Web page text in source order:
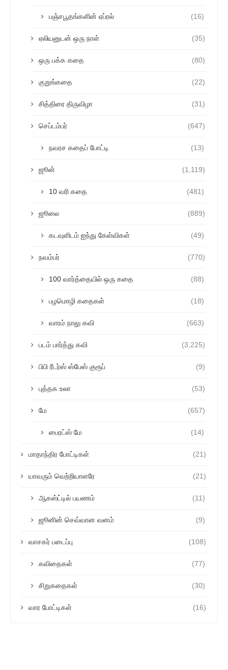
பஞ்சபூதங்களின் ஏப்ரல் (16)
ஏலியனுடன் ஒரு நாள் (35)
ஒரு பக்க கதை (80)
குறுங்கதை (22)
சித்திரை திருவிழா (31)
செப்டம்பர் (647)
நவரச கதைப் போட்டி (13)
ஜூன் (1,119)
10 வரி கதை (481)
ஜூலை (889)
கடவுளிடம் ஐந்து கேள்விகள் (49)
நவம்பர் (770)
100 வார்த்தையில் ஒரு கதை (88)
பழமொழி கதைகள் (18)
வாரம் நாலு கவி (663)
படம் பார்த்து கவி (3,225)
பிபி ரீடர்ஸ் ஸ்பேஸ் குரூப் (9)
புத்தக உலா (53)
மே (657)
பைரட்ஸ் மே (14)
மாதாந்திர போட்டிகள் (21)
யாவரும் வெற்றியாளரே (21)
ஆகஸ்ட்டில் பயணம் (11)
ஜூனின் செவ்வான வனம் (9)
வாசகர் படைப்பு (108)
கவிதைகள் (77)
சிறுகதைகள் (30)
வார போட்டிகள் (16)